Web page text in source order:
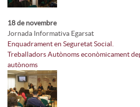
18 de novembre
Jornada Informativa Egarsat
Enquadrament en Seguretat Social.
Treballadors Autònoms econòmicament
autònoms